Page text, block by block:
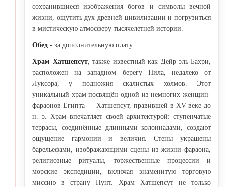
сохранившиеся изображения богов и символы вечной
жизни, ощутить дух древней цивилизации и погрузиться
в мистическую атмосферу тысячелетней истории.
Обед - за дополнительную плату.
Храм Хатшепсут, также известный как Дейр эль-Бахри,
расположен на западном берегу Нила, недалеко от
Луксора, у подножия скалистых холмов. Этот
уникальный храм посвящён одной из немногих женщин-
фараонов Египта — Хатшепсут, правившей в XV веке до
н. э. Храм впечатляет своей архитектурой: ступенчатые
террасы, соединённые длинными колоннадами, создают
ощущение гармонии и величия. Стены украшены
барельефами, изображающими сцены из жизни фараона,
религиозные ритуалы, торжественные процессии и
морские экспедиции, включая знаменитую торговую
миссию в страну Пунт. Храм Хатшепсут не только